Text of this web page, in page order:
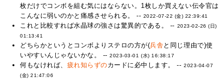
枚だけでコンボを組む気にはならない。1枚しか買えない伝令官は
こんなに弱いのかと痛感させられる。 -- 2022-07-22 (金) 22:39:41
これと比較すれば水晶球の強さは驚異的である。 -- 2023-02-26 (日)
01:13:41
どちらかというとコンボよりステロの方が(兵舎 と同じ理由で)使
いやすいんじゃないかな。 --2023-03-01 (水) 16:38:17
何もなければ、 疲れ知らずのカードに必中します。 --2023-04-07
(金) 21:47:06